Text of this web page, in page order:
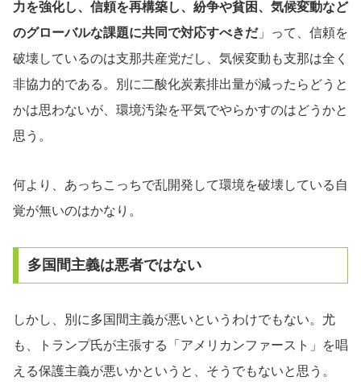
力を強化し、信頼を再構築し、紛争や貧困、気候変動など
のグローバルな課題に共同で対応すべきだ」って、信頼を
破壊しているのは支那共産党だし、気候変動も支那は全く
非協力的である。別に二酸化炭素排出量が減ったらどうと
かは思わないが、環境汚染を平気でやらかすのはどうかと
思う。
何より、あっちこっちで乱開発して環境を破壊している自
覚が無いのはかなり。
多国間主義は悪者ではない
しかし、別に多国間主義が悪いというわけでもない。尤
も、トランプ氏が主張する「アメリカンファースト」を唱
える保護主義が悪いかというと、そうでもないと思う。